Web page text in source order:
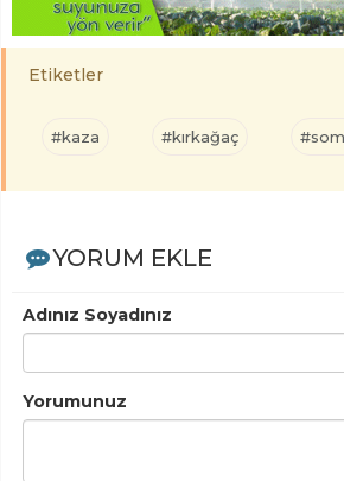
Etiketler
#kaza #kırkağaç
YORUM EKLE
Adınız Soyadınız
Yorumunuz